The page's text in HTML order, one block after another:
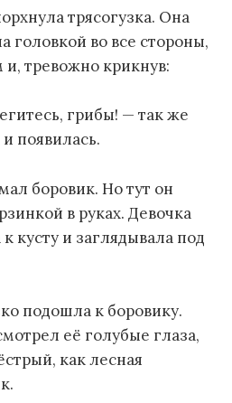
трясогузка. Она
головкой во все стороны,
и, тревожно крикнув:
грибы! — так же
появилась.
боровик. Но тут он
в руках. Девочка
кусту и заглядывала под
подошла к боровику.
её голубые глаза,
как лесная